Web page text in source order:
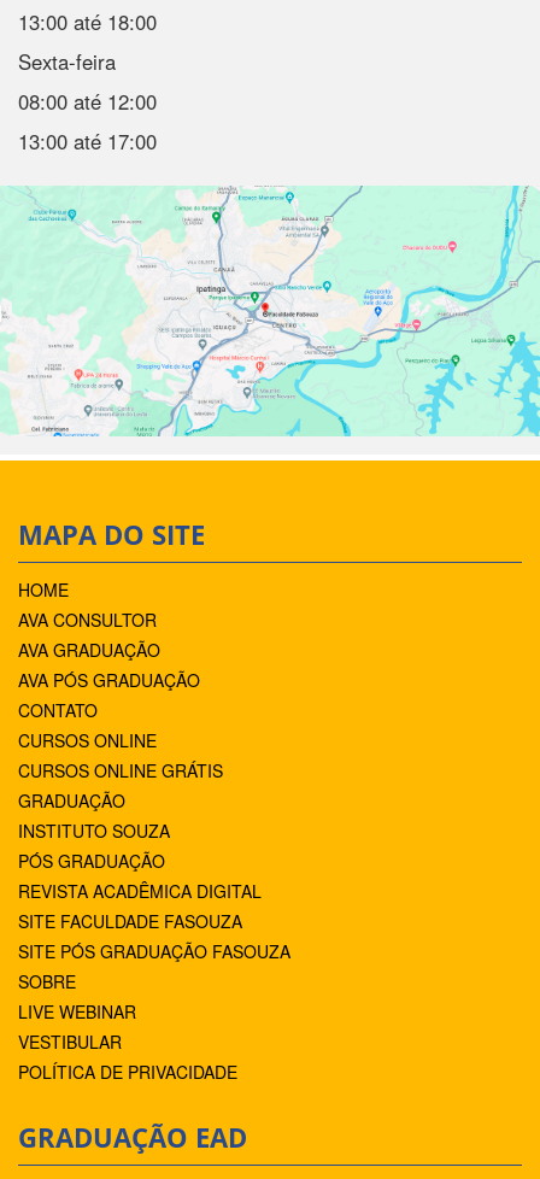
13:00 até 18:00
Sexta-feira
08:00 até 12:00
13:00 até 17:00
MAPA DO SITE
HOME
AVA CONSULTOR
AVA GRADUAÇÃO
AVA PÓS GRADUAÇÃO
CONTATO
CURSOS ONLINE
CURSOS ONLINE GRÁTIS
GRADUAÇÃO
INSTITUTO SOUZA
PÓS GRADUAÇÃO
REVISTA ACADÊMICA DIGITAL
SITE FACULDADE FASOUZA
SITE PÓS GRADUAÇÃO FASOUZA
SOBRE
LIVE WEBINAR
VESTIBULAR
POLÍTICA DE PRIVACIDADE
GRADUAÇÃO EAD